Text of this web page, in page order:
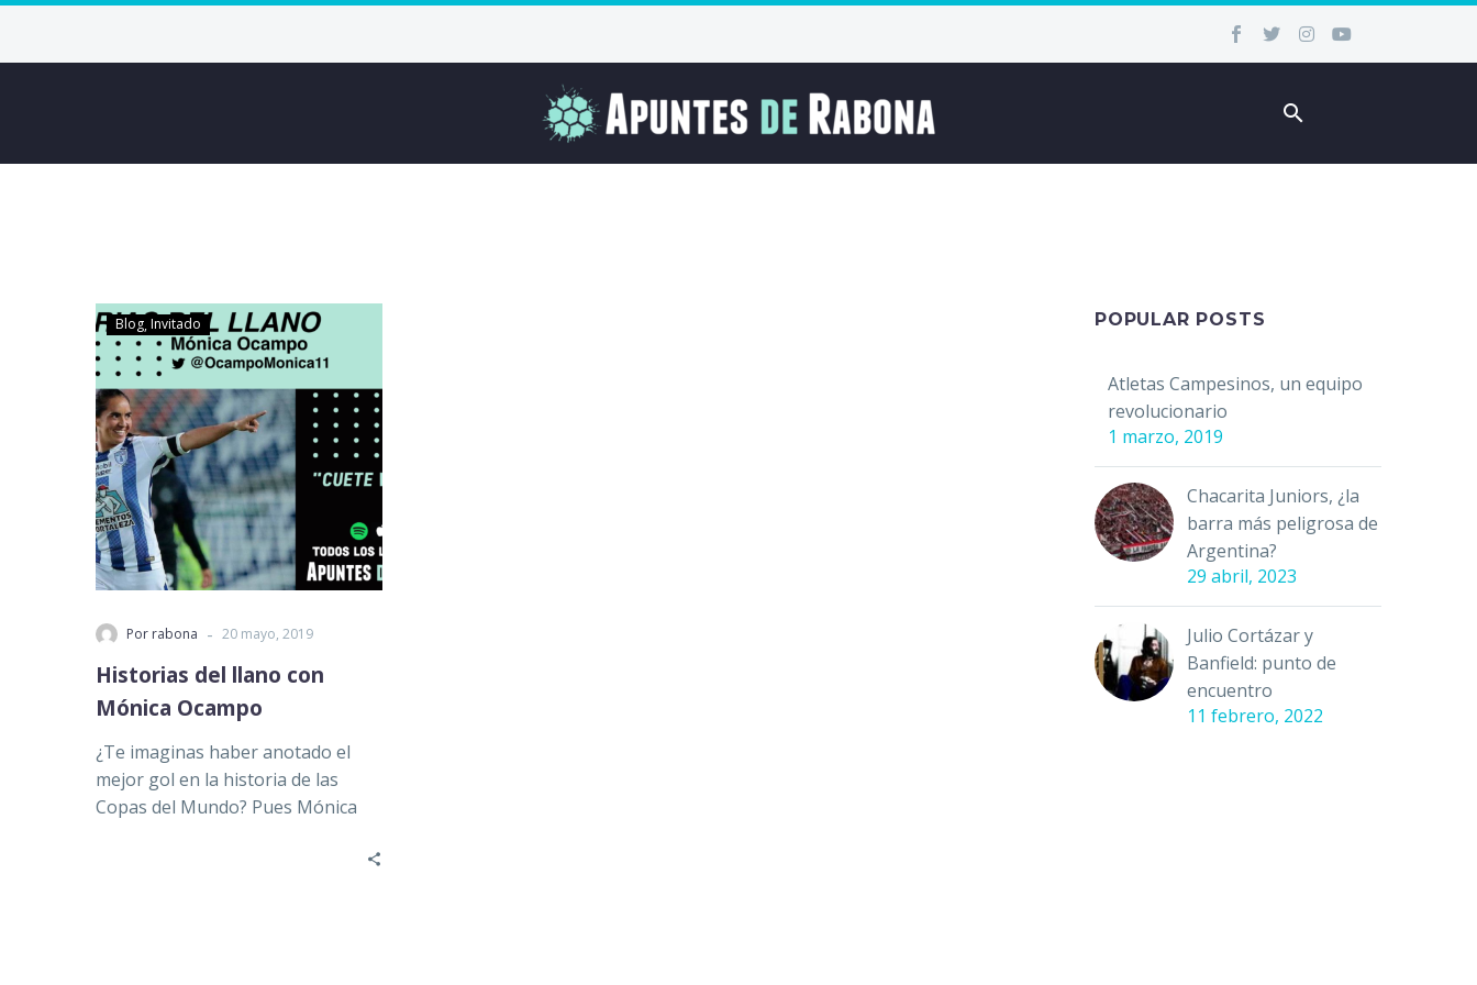
Blog Invitado
Por rabona - 20 mayo, 2019
Historias del llano con
Mónica Ocampo
¿Te imaginas haber anotado el
mejor gol en la historia de las
Copas del Mundo? Pues Mónica
POPULAR POSTS
Atletas Campesinos, un equipo
revolucionario
1 marzo, 2019
Chacarita Juniors, ¿la
barra más peligrosa de
Argentina?
29 abril, 2023
Julio Cortázar y
Banfield: punto de
encuentro
11 febrero, 2022